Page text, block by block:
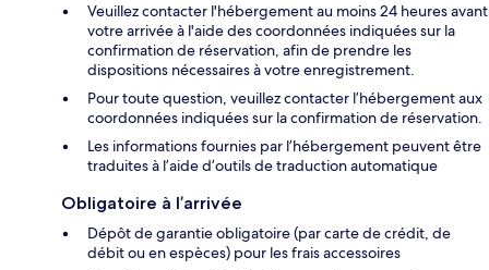
Veuillez contacter l'hébergement au moins 24 heures avant
votre arrivée à l'aide des coordonnées indiquées sur la
confirmation de réservation, afin de prendre les
dispositions nécessaires à votre enregistrement.
Pour toute question, veuillez contacter l’hébergement aux
coordonnées indiquées sur la confirmation de réservation.
Les informations fournies par l’hébergement peuvent être
traduites à l’aide d’outils de traduction automatique
Obligatoire à l’arrivée
Dépôt de garantie obligatoire (par carte de crédit, de
débit ou en espèces) pour les frais accessoires